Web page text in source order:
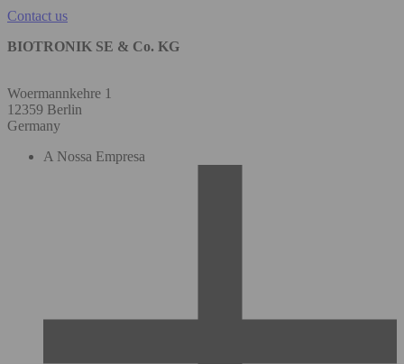
Contact us
BIOTRONIK SE & Co. KG
Woermannkehre 1
12359 Berlin
Germany
A Nossa Empresa